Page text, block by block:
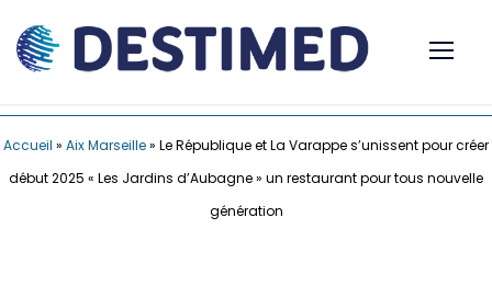
Accueil » Aix Marseille» Le République et La Varappe s’unissent pour créer
début 2025 « Les Jardins d’Aubagne » un restaurant pour tous nouvelle
génération